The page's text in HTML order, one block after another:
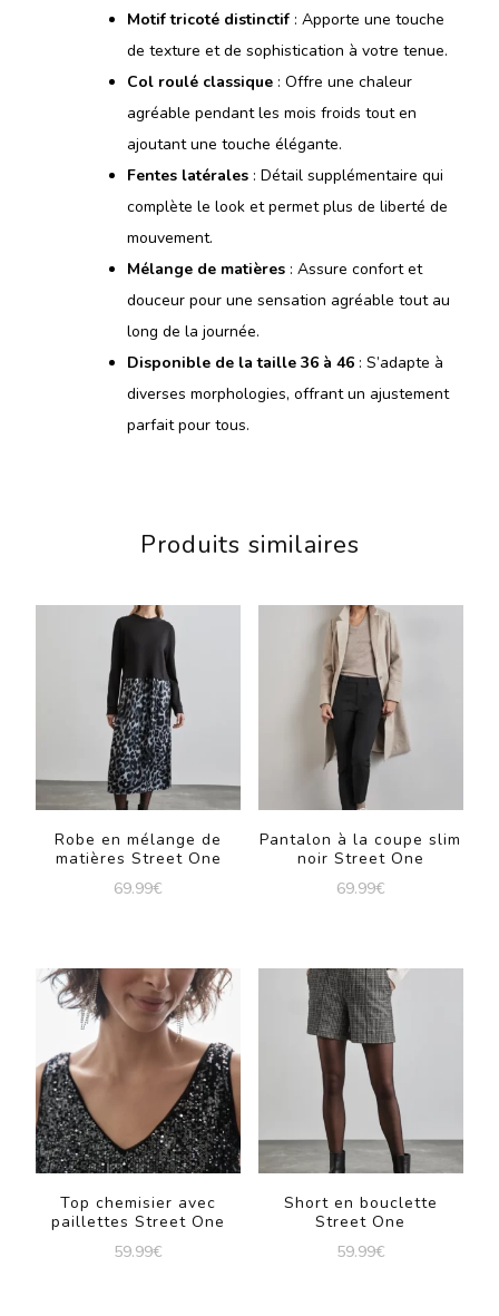
Motif tricoté distinctif : Apporte une touche
de texture et de sophistication à votre tenue.
Col roulé classique : Offre une chaleur
agréable pendant les mois froids tout en
ajoutant une touche élégante.
Fentes latérales : Détail supplémentaire qui
complète le look et permet plus de liberté de
mouvement.
Mélange de matières : Assure confort et
douceur pour une sensation agréable tout au
long de la journée.
Disponible de la taille 36 à 46 : S’adapte à
diverses morphologies, offrant un ajustement
parfait pour tous.
Produits similaires
Robe en mélange de
matières Street One
69.99€
Pantalon à la coupe slim
noir Street One
69.99€
Top chemisier avec
paillettes Street One
59.99€
Short en bouclette
Street One
59.99€